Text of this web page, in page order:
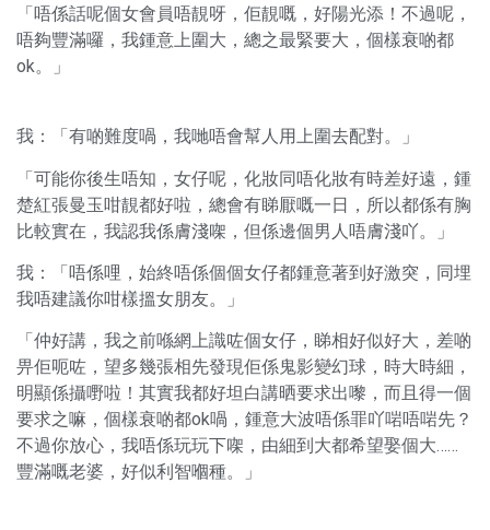
「唔係話呢個女會員唔靚呀，佢靚嘅，好陽光添！不過呢，
唔夠豐滿囉，我鍾意上圍大，總之最緊要大，個樣衰啲都
ok。」
我：「有啲難度喎，我哋唔會幫人用上圍去配對。」
「可能你後生唔知，女仔呢，化妝同唔化妝有時差好遠，鍾
楚紅張曼玉咁靚都好啦，總會有睇厭嘅一日，所以都係有胸
比較實在，我認我係膚淺㗎，但係邊個男人唔膚淺吖。」
我：「唔係哩，始終唔係個個女仔都鍾意著到好激突，同埋
我唔建議你咁樣搵女朋友。」
「仲好講，我之前喺網上識咗個女仔，睇相好似好大，差啲
畀佢呃咗，望多幾張相先發現佢係鬼影變幻球，時大時細，
明顯係攝嘢啦！其實我都好坦白講晒要求出嚟，而且得一個
要求之嘛，個樣衰啲都ok喎，鍾意大波唔係罪吖啱唔啱先？
不過你放心，我唔係玩玩下㗎，由細到大都希望娶個大……
豐滿嘅老婆，好似利智嗰種。」